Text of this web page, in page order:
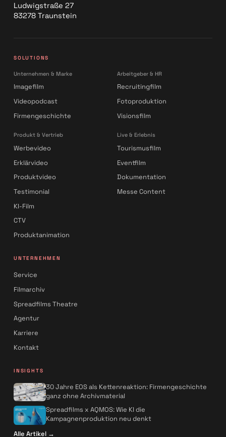
Ludwigstraße 27
83278 Traunstein
SOLUTIONS
Unternehmen & Marke
Imagefilm
Videopodcast
Firmengeschichte
Produkt & Vertrieb
Werbevideo
Erklärvideo
Produktvideo
Testimonial
KI-Film
CTV
Produktanimation
Arbeitgeber & HR
Recruitingfilm
Fotoproduktion
Visionsfilm
Live & Erlebnis
Tourismusfilm
Eventfilm
Dokumentation
Messe Content
UNTERNEHMEN
Service
Filmarchiv
Spreadfilms Theatre
Agentur
Karriere
Kontakt
INSIGHTS
30 Jahre EOS als Kettenreaktion: Firmengeschichte
ganz ohne Archivmaterial
Spreadfilms x AQMOS: Wie KI die
Kampagnenproduktion neu denkt
Alle Artikel →